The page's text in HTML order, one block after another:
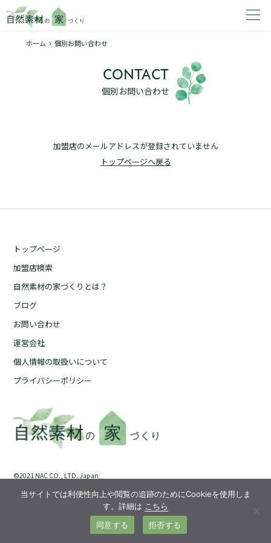
家を建てたいエリアを選択してください。
トップページ
加盟店検索
自然素材の家づくりとは？
ブログ
お問い合わせ
運営会社
個人情報の取扱いについて
プライバシーポリシー
ホーム 個別お問い合わせ
CONTACT
個別お問い合わせ
加盟店のメールアドレスが登録されていません
トップページへ戻る
トップページ
加盟店検索
自然素材の家づくりとは？
ブログ
お問い合わせ
運営会社
個人情報の取扱いについて
プライバシーポリシー
©︎2021 NAC CO., LTD. Japan
当サイトでは利便性向上や閲覧の追跡のためにCookieを使用しま
す。詳細は こちら
同意する
拒否する